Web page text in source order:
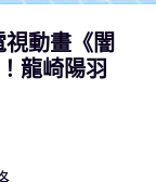
動畫《闇
龍崎陽羽